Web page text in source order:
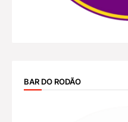
BAR DO RODÃO